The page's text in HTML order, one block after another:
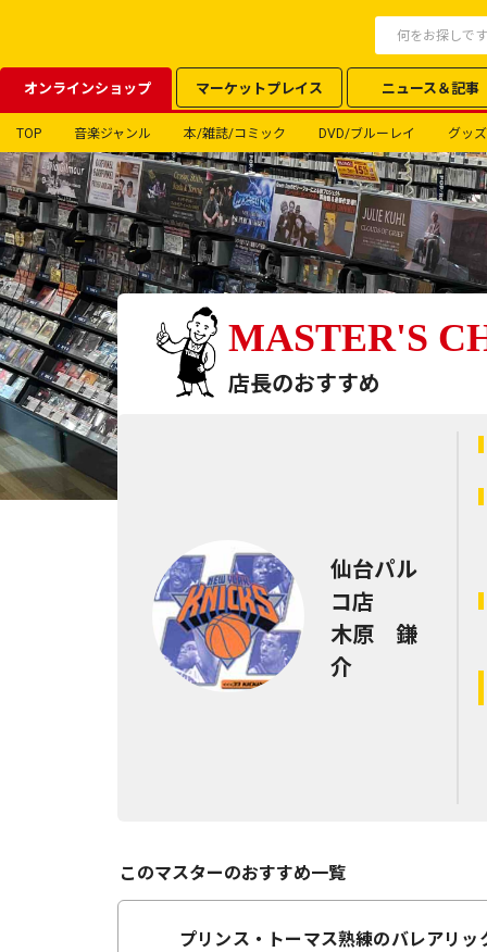
オンラインショップ マーケットプレイス ニュース＆記事
TOP 音楽ジャンル 本/雑誌/コミック DVD/ブルーレイ グッズ
MASTER'S
店長のおすすめ
仙台パル
コ店
木原 鎌
介
このマスターのおすすめ一覧
プリンス・トーマス熟練のバレアリッ